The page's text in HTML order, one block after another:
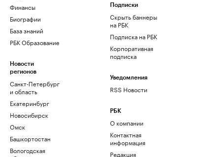
Финансы
Биографии
База знаний
РБК Образование
Новости
регионов
Санкт-Петербург
и область
Екатеринбург
Новосибирск
Омск
Башкортостан
Вологодская
Подписки
Скрыть баннеры
на РБК
Подписка на РБК
Корпоративная
подписка
Уведомления
RSS Новости
РБК
О компании
Контактная
информация
Редакция